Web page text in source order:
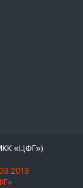
«ЦФГ»)